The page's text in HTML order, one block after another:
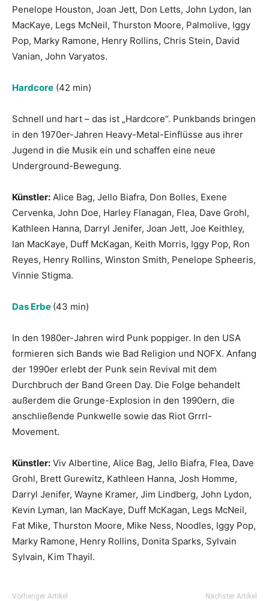
Penelope Houston, Joan Jett, Don Letts, John Lydon, Ian
MacKaye, Legs McNeil, Thurston Moore, Palmolive, Iggy
Pop, Marky Ramone, Henry Rollins, Chris Stein, David
Vanian, John Varyatos.
Hardcore (42 min)
Schnell und hart – das ist „Hardcore“. Punkbands bringen
in den 1970er-Jahren Heavy-Metal-Einflüsse aus ihrer
Jugend in die Musik ein und schaffen eine neue
Underground-Bewegung.
Künstler: Alice Bag, Jello Biafra, Don Bolles, Exene
Cervenka, John Doe, Harley Flanagan, Flea, Dave Grohl,
Kathleen Hanna, Darryl Jenifer, Joan Jett, Joe Keithley,
Ian MacKaye, Duff McKagan, Keith Morris, Iggy Pop, Ron
Reyes, Henry Rollins, Winston Smith, Penelope Spheeris,
Vinnie Stigma.
Das Erbe (43 min)
In den 1980er-Jahren wird Punk poppiger. In den USA
formieren sich Bands wie Bad Religion und NOFX. Anfang
der 1990er erlebt der Punk sein Revival mit dem
Durchbruch der Band Green Day. Die Folge behandelt
außerdem die Grunge-Explosion in den 1990ern, die
anschließende Punkwelle sowie das Riot Grrrl-
Movement.
Künstler: Viv Albertine, Alice Bag, Jello Biafra, Flea, Dave
Grohl, Brett Gurewitz, Kathleen Hanna, Josh Homme,
Darryl Jenifer, Wayne Kramer, Jim Lindberg, John Lydon,
Kevin Lyman, Ian MacKaye, Duff McKagan, Legs McNeil,
Fat Mike, Thurston Moore, Mike Ness, Noodles, Iggy Pop,
Marky Ramone, Henry Rollins, Donita Sparks, Sylvain
Sylvain, Kim Thayil.
Vorheriger Artikel Nächster Artikel